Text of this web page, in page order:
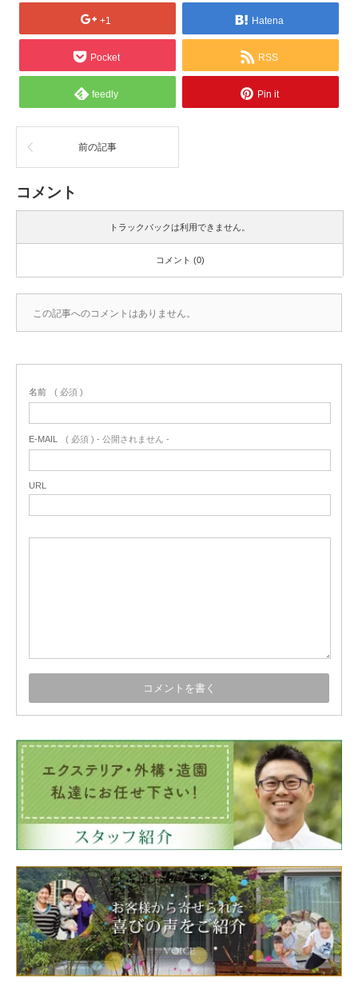
+1 Hatena
Pocket RSS
feedly Pin it
前の記事
コメント
トラックバックは利用できません。
コメント (0)
この記事へのコメントはありません。
名前 ( 必須 )
E-MAIL ( 必須 ) - 公開されません -
URL